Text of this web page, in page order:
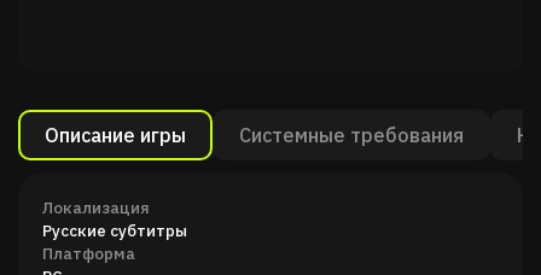
Описание игры Системные требования
Локализация
Русские субтитры
Платформа